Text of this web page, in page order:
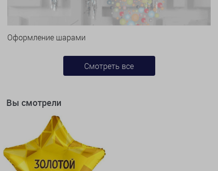
Оформление шарами
Смотреть все
Вы смотрели